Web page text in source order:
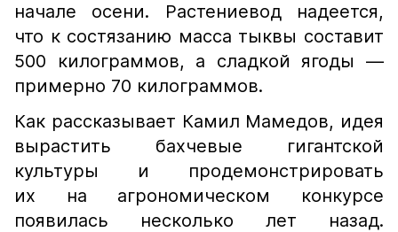
начале осени. Растениевод надеется,
что к состязанию масса тыквы составит
500 килограммов, а сладкой ягоды —
примерно 70 килограммов.
Как рассказывает Камил Мамедов, идея
вырастить бахчевые гигантской
культуры и продемонстрировать
их на агрономическом конкурсе
появилась несколько лет назад.